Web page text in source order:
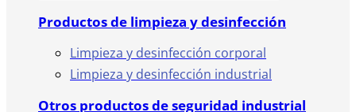
Productos de limpieza y desinfección
Limpieza y desinfección corporal
Limpieza y desinfección industrial
Otros productos de seguridad industrial